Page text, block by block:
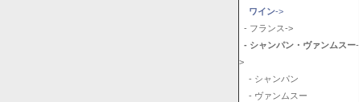
ワイン->
- フランス->
- シャンパン・ヴァンムスー-
>
- シャンパン
- ヴァンムスー